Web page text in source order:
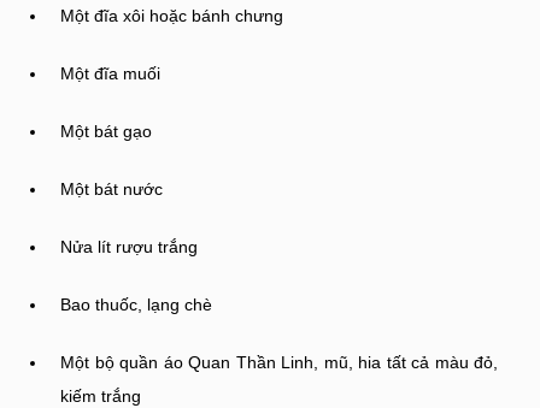
Một đĩa xôi hoặc bánh chưng
Một đĩa muối
Một bát gạo
Một bát nước
Nửa lít rượu trắng
Bao thuốc, lạng chè
Một bộ quần áo Quan Thần Linh, mũ, hia tất cả màu đỏ,
kiếm trắng